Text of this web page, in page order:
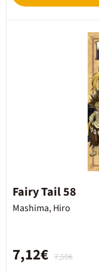
Fairy Tail 58
Mashima, Hiro
7,50€
7,12€